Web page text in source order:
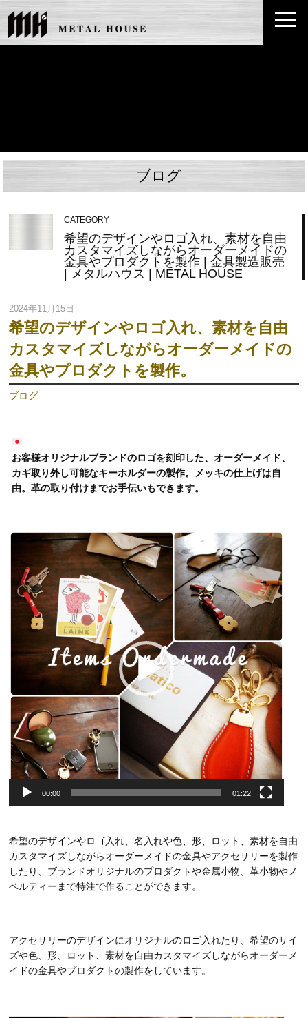
ブログ
CATEGORY
希望のデザインやロゴ入れ、素材を自由
カスタマイズしながらオーダーメイドの
金具やプロダクトを製作 | 金具製造販売
| メタルハウス | METAL HOUSE
2024年11月15日
希望のデザインやロゴ入れ、素材を自由
カスタマイズしながらオーダーメイドの
金具やプロダクトを製作。
ブログ
お客様オリジナルブランドのロゴを刻印した、オーダーメイド、
カギ取り外し可能なキーホルダーの製作。メッキの仕上げは自
由。革の取り付けまでお手伝いもできます。
動
ー
00:00 01:22
希望のデザインやロゴ入れ、名入れや色、形、ロット、素材を自由
カスタマイズしながらオーダーメイドの金具やアクセサリーを製作
したり、ブランドオリジナルのプロダクトや金属小物、革小物やノ
ベルティーまで特注で作ることができます。
アクセサリーのデザインにオリジナルのロゴ入れたり、希望のサイ
ズや色、形、ロット、素材を自由カスタマイズしながらオーダーメ
イドの金具やプロダクトの製作をしています。